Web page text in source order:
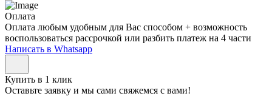
Оплата
Оплата любым удобным для Вас способом + возможность
воспользоваться рассрочкой или разбить платеж на 4 части
Написать в Whatsapp
Купить в 1 клик
Оставьте заявку и мы сами свяжемся с вами!